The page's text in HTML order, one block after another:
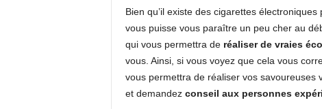
Bien qu’il existe des cigarettes
vous puisse vous paraître un peu cher au
qui vous permettra de réaliser de vraies
vous. Ainsi, si vous voyez que cela vous
vous permettra de réaliser vos savoureuses
et demandez conseil aux personnes